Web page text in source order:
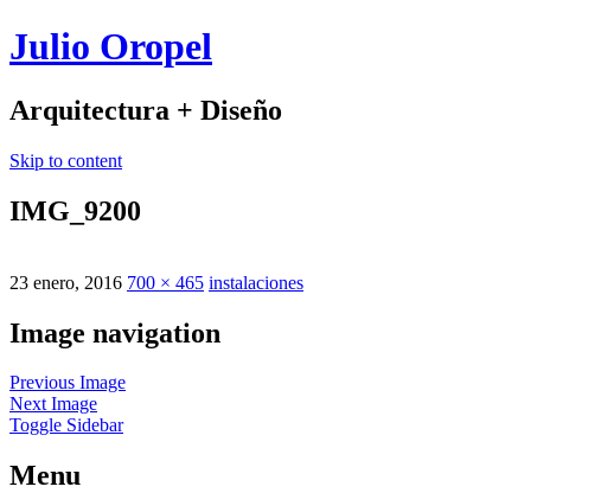
Julio Oropel
Arquitectura + Diseño
Skip to content
IMG_9200
23 enero, 2016 700 × 465 instalaciones
Image navigation
Previous Image
Next Image
Toggle Sidebar
Menu